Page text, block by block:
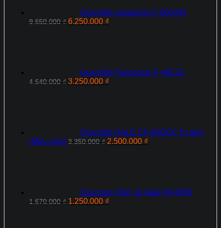
Quạt trần panasonic F-60HAN
9.650.000₫ Giá
6.250.000 ₫
Quạt trần Panasonic F‑48CZL
4.640.000₫ Giá
3.250.000 ₫
Quạt trần GALE CF-60GDC 5 cánh
(Màu xám) 3.350.000₫ Giá
2.500.000 ₫
Quạt sàn chân rút Gale HF450N
1.670.000₫ Giá
1.250.000 ₫